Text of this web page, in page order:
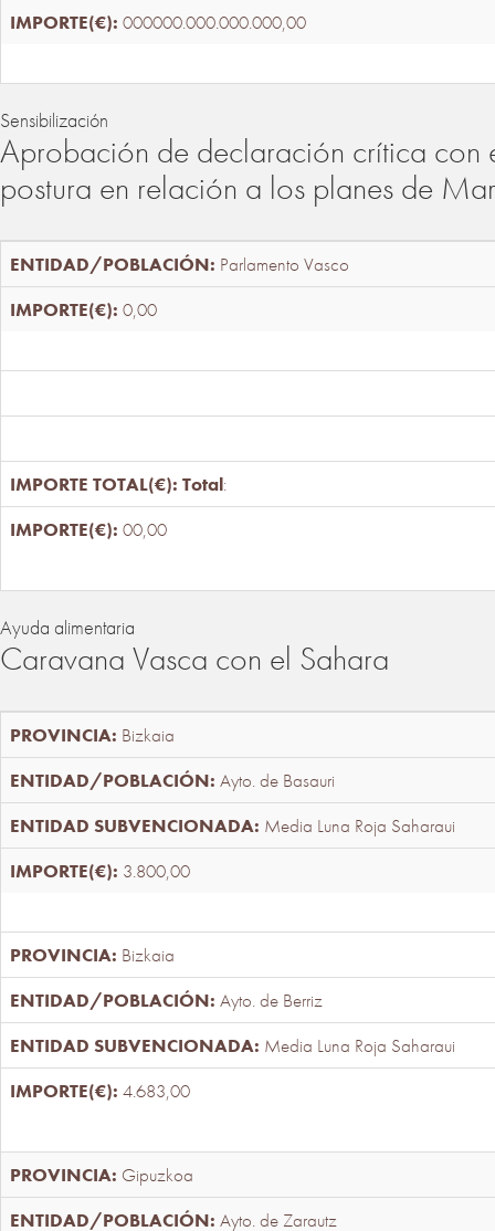
000000.000.000.000,00
Sensibilización
Aprobación de declaración crítica con
postura en relación a los planes de
Parlamento Vasco
0,00
Total:
00,00
Ayuda alimentaria
Caravana Vasca con el Sahara
Bizkaia
Ayto. de Basauri
Media Luna Roja Saharaui
3.800,00
Bizkaia
Ayto. de Berriz
Media Luna Roja Saharaui
4.683,00
Gipuzkoa
Ayto. de Zarautz